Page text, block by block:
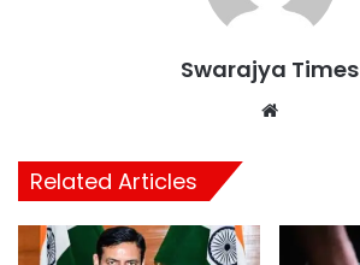
Swarajya Times
Related Articles